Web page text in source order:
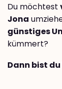
Du möchtest
Jona
günstiges
kümmert?
Dann bist